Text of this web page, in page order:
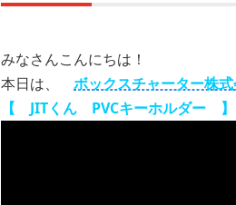
みなさんこんにちは！
本日は、 ボックスチャーター株
【 JITくん PVCキーホルダー 】